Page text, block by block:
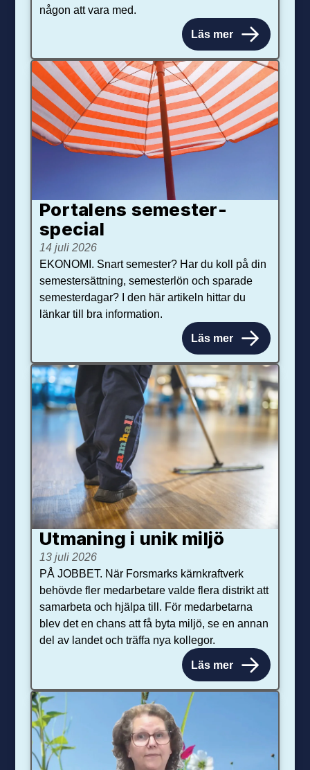
någon att vara med.
Läs mer
Portalens semester­
special
14 juli 2026
EKONOMI. Snart semester? Har du koll på din
semestersättning, semesterlön och sparade
semesterdagar? I den här artikeln hittar du
länkar till bra information.
Läs mer
Utmaning i unik miljö
13 juli 2026
PÅ JOBBET. När Forsmarks kärnkraftverk
behövde fler medarbetare valde flera distrikt att
samarbeta och hjälpa till. För medarbetarna
blev det en chans att få byta miljö, se en annan
del av landet och träffa nya kollegor.
Läs mer